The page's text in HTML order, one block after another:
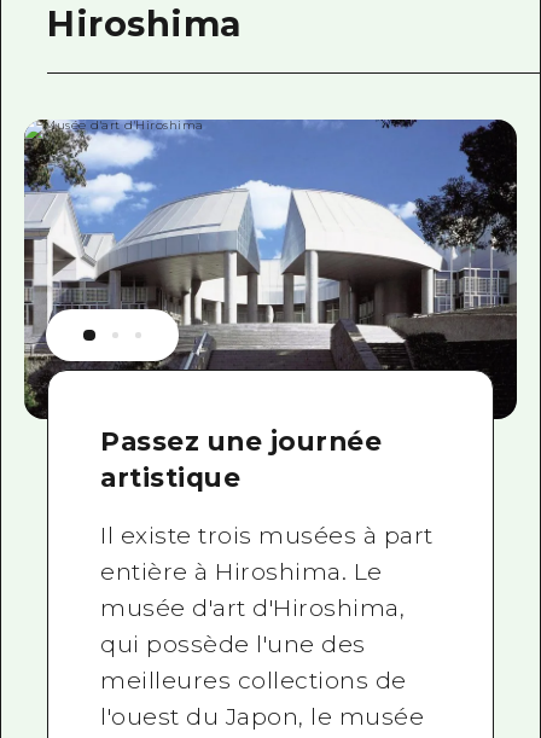
Hiroshima
Passez une journée
artistique
Il existe trois musées à part
entière à Hiroshima. Le
musée d'art d'Hiroshima,
qui possède l'une des
meilleures collections de
l'ouest du Japon, le musée